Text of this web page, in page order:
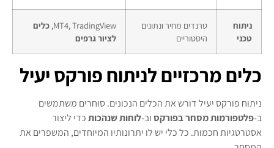
ניתוח
טכני
טרנדים מחיר ונתונים
היסטוריים
MT4, TradingView, כלים
לציור גרפים
כלים מרכזיים לניתוח פורקס יעיל
ניתוח פורקס יעיל דורש את הכלים הנכונים. סוחרים משתמשים
ב-פלטפורמות מסחר בפורקסוב-לוחות שנהכותכדי ליצור
אסטרטגיות חכמות. כל כלי יש לו יתרונותיו המיוחדים, המשפרים את